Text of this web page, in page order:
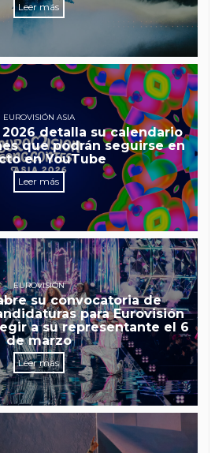
Leer más
EUROVISIÓN ASIA
2026 detalla su calendario
que podrán seguirse en
en YouTube
Leer más
EUROVISIÓN
su convocatoria de
para Eurovisión
a su representante el 6
de marzo
Leer más